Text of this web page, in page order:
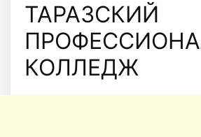
ТАРАЗСКИЙ
КОЛЛЕДЖ